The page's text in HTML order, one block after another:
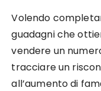
Volendo
guadagni che
vendere un
tracciare un
all’aumento di